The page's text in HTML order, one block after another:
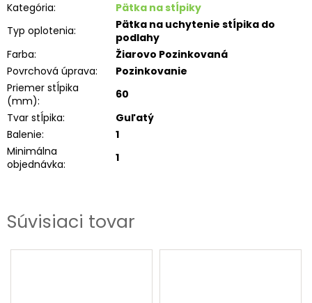
Kategória:
Pätka na stĺpiky
Typ oplotenia:
Pätka na uchytenie stĺpika do
podlahy
Farba:
Žiarovo Pozinkovaná
Povrchová úprava:
Pozinkovanie
Priemer stĺpika
(mm):
60
Tvar stĺpika:
Guľatý
Balenie:
1
Minimálna
objednávka: 1
Súvisiaci tovar